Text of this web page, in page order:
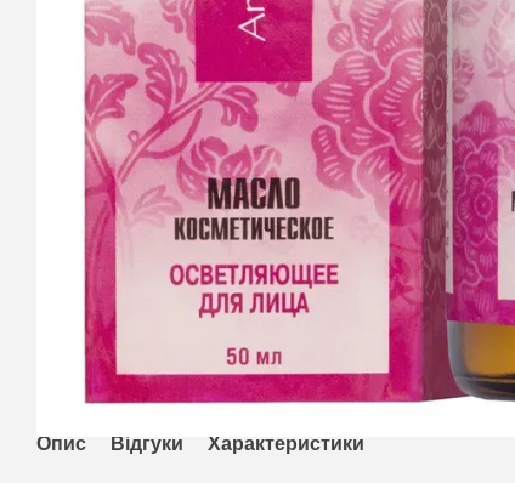
Опис Відгуки Характеристики